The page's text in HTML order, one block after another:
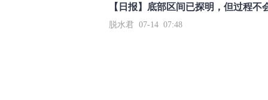
【日报】底部区间已探明，但过程不
脱水君 07-14 07:48